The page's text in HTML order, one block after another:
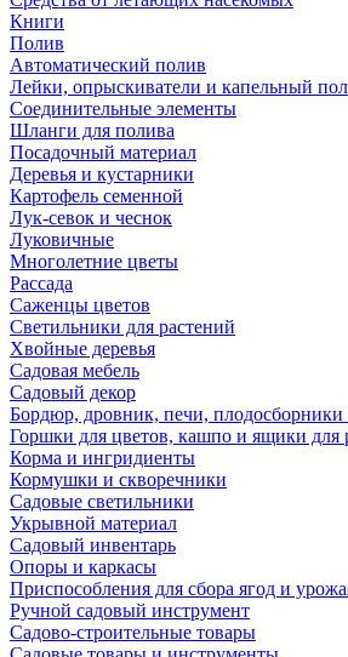
Книги
Полив
Автоматический полив
Лейки, опрыскиватели и капельный
Соединительные элементы
Шланги для полива
Посадочный материал
Деревья и кустарники
Картофель семенной
Лук-севок и чеснок
Луковичные
Многолетние цветы
Рассада
Саженцы цветов
Светильники для растений
Хвойные деревья
Садовая мебель
Садовый декор
Бордюр, дровник, печи, плодосборники
Горшки для цветов, кашпо и ящики для
Корма и ингридиенты
Кормушки и скворечники
Садовые светильники
Укрывной материал
Садовый инвентарь
Опоры и каркасы
Приспособления для сбора ягод и
Ручной садовый инструмент
Садово-строительные товары